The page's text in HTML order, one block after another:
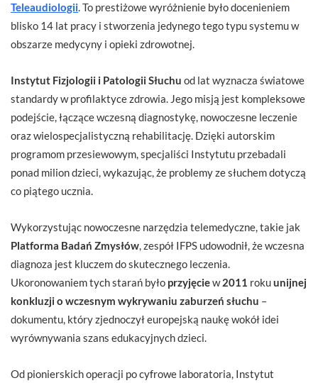
Teleaudiologii. To prestiżowe wyróżnienie było docenieniem
blisko 14 lat pracy i stworzenia jedynego tego typu systemu w
obszarze medycyny i opieki zdrowotnej.
Instytut Fizjologii i Patologii Słuchu od lat wyznacza światowe
standardy w profilaktyce zdrowia. Jego misją jest kompleksowe
podejście, łączące wczesną diagnostykę, nowoczesne leczenie
oraz wielospecjalistyczną rehabilitację. Dzięki autorskim
programom przesiewowym, specjaliści Instytutu przebadali
ponad milion dzieci, wykazując, że problemy ze słuchem dotyczą
co piątego ucznia.
Wykorzystując nowoczesne narzędzia telemedyczne, takie jak
Platforma Badań Zmysłów, zespół IFPS udowodnił, że wczesna
diagnoza jest kluczem do skutecznego leczenia.
Ukoronowaniem tych starań było przyjęciew2011 rokuunijnej
konkluzji o wczesnym wykrywaniu zaburzeń słuchu –
dokumentu, który zjednoczył europejską naukę wokół idei
wyrównywania szans edukacyjnych dzieci.
Od pionierskich operacji po cyfrowe laboratoria, Instytut